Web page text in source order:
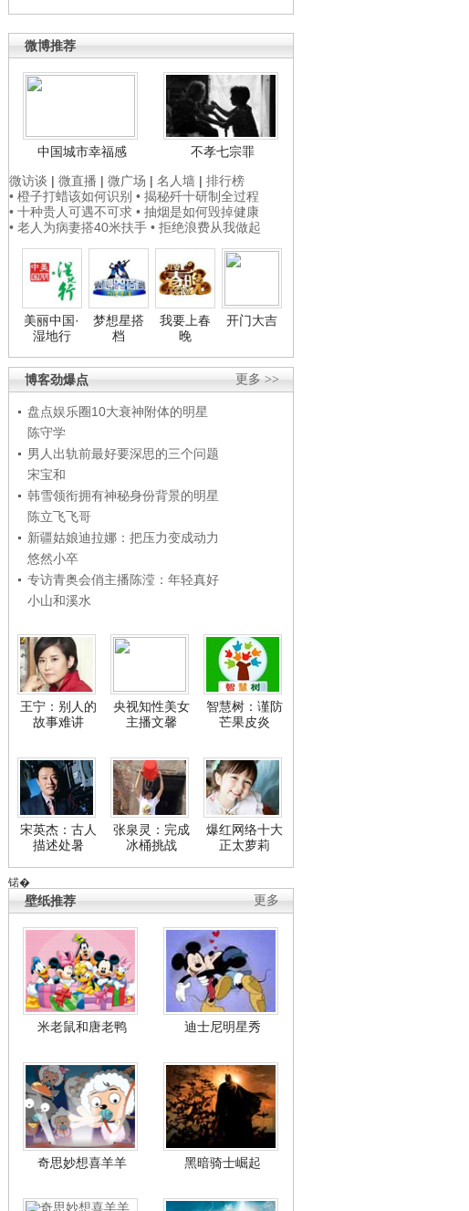
微博推荐
中国城市幸福感
不孝七宗罪
微访谈 | 微直播 | 微广场 | 名人墙 | 排行榜
• 橙子打蜡该如何识别 • 揭秘歼十研制全过程
• 十种贵人可遇不可求 • 抽烟是如何毁掉健康
• 老人为病妻搭40米扶手 • 拒绝浪费从我做起
美丽中国·
湿地行
梦想星搭
档
我要上春
晚
开门大吉
更多 >>
博客劲爆点
盘点娱乐圈10大衰神附体的明星
陈守学
男人出轨前最好要深思的三个问题
宋宝和
韩雪领衔拥有神秘身份背景的明星
陈立飞飞哥
新疆姑娘迪拉娜：把压力变成动力
悠然小卒
专访青奥会俏主播陈滢：年轻真好
小山和溪水
王宁：别人的
故事难讲
央视知性美女
主播文馨
智慧树：谨防
芒果皮炎
宋英杰：古人
描述处暑
张泉灵：完成
冰桶挑战
爆红网络十大
正太萝莉
锘�
更多
壁纸推荐
米老鼠和唐老鸭 迪士尼明星秀
奇思妙想喜羊羊 黑暗骑士崛起